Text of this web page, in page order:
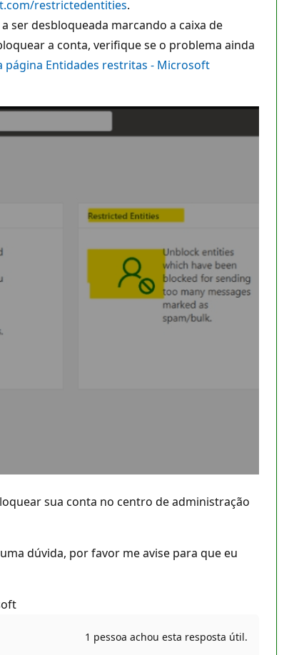
restrictedentities.
ser desbloqueada marcando a caixa de
a conta, verifique se o problema ainda
página Entidades restritas - Microsoft
sua conta no centro de administração
dúvida, por favor me avise para que eu
1 pessoa achou esta resposta útil.